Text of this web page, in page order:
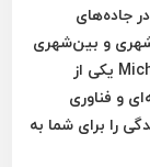
جاده‌های
و بین‌شهری
یکی از
و فناوری
را برای شما به